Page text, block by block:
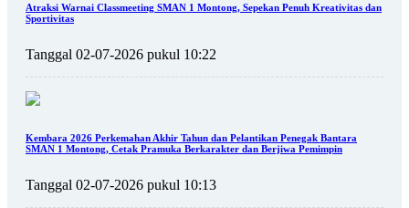
Atraksi Warnai Classmeeting SMAN 1 Montong, Sepekan Penuh Kreativitas dan
Sportivitas
Tanggal 02-07-2026 pukul 10:22
Kembara 2026 Perkemahan Akhir Tahun dan Pelantikan Penegak Bantara
SMAN 1 Montong, Cetak Pramuka Berkarakter dan Berjiwa Pemimpin
Tanggal 02-07-2026 pukul 10:13